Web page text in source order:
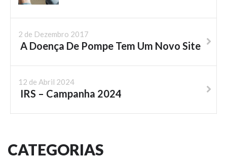
2 de Dezembro 2017
A Doença De Pompe Tem Um Novo Site
12 de Abril 2024
IRS – Campanha 2024
CATEGORIAS